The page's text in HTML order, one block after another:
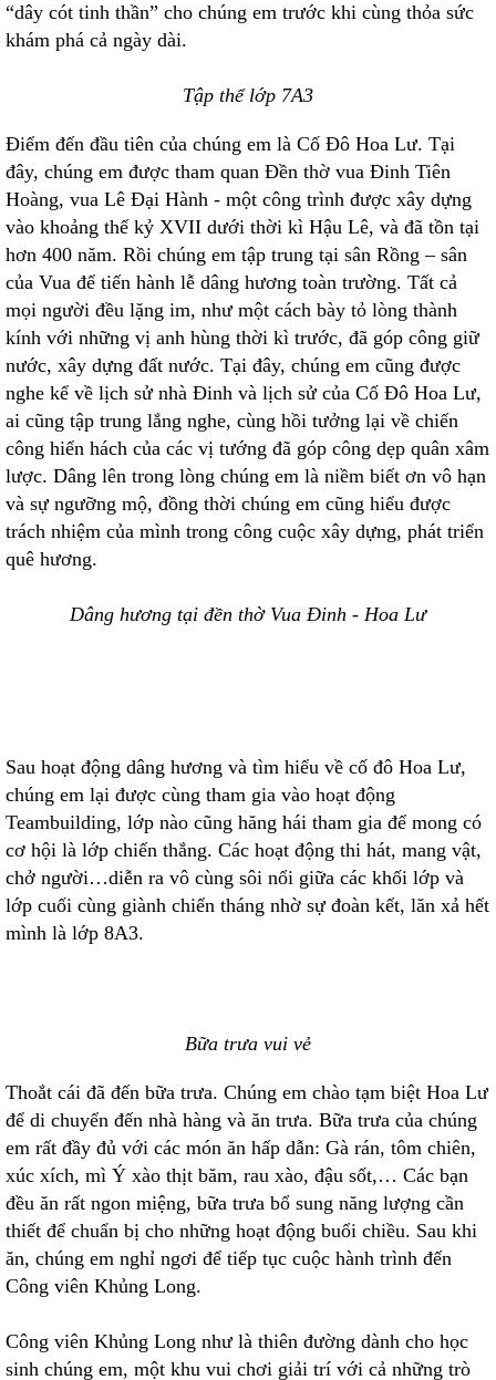
“dây cót tinh thần” cho chúng em trước khi cùng thỏa sức
khám phá cả ngày dài.
Tập thể lớp 7A3
Điểm đến đầu tiên của chúng em là Cố Đô Hoa Lư. Tại
đây, chúng em được tham quan Đền thờ vua Đinh Tiên
Hoàng, vua Lê Đại Hành - một công trình được xây dựng
vào khoảng thế kỷ XVII dưới thời kì Hậu Lê, và đã tồn tại
hơn 400 năm. Rồi chúng em tập trung tại sân Rồng – sân
của Vua để tiến hành lễ dâng hương toàn trường. Tất cả
mọi người đều lặng im, như một cách bày tỏ lòng thành
kính với những vị anh hùng thời kì trước, đã góp công giữ
nước, xây dựng đất nước. Tại đây, chúng em cũng được
nghe kể về lịch sử nhà Đinh và lịch sử của Cố Đô Hoa Lư,
ai cũng tập trung lắng nghe, cùng hồi tưởng lại về chiến
công hiển hách của các vị tướng đã góp công dẹp quân xâm
lược. Dâng lên trong lòng chúng em là niềm biết ơn vô hạn
và sự ngưỡng mộ, đồng thời chúng em cũng hiểu được
trách nhiệm của mình trong công cuộc xây dựng, phát triển
quê hương.
Dâng hương tại đền thờ Vua Đinh - Hoa Lư
Sau hoạt động dâng hương và tìm hiểu về cố đô Hoa Lư,
chúng em lại được cùng tham gia vào hoạt động
Teambuilding, lớp nào cũng hăng hái tham gia để mong có
cơ hội là lớp chiến thắng. Các hoạt động thi hát, mang vật,
chở người…diễn ra vô cùng sôi nổi giữa các khối lớp và
lớp cuối cùng giành chiến tháng nhờ sự đoàn kết, lăn xả hết
mình là lớp 8A3.
Bữa trưa vui vẻ
Thoắt cái đã đến bữa trưa. Chúng em chào tạm biệt Hoa Lư
để di chuyển đến nhà hàng và ăn trưa. Bữa trưa của chúng
em rất đầy đủ với các món ăn hấp dẫn: Gà rán, tôm chiên,
xúc xích, mì Ý xào thịt băm, rau xào, đậu sốt,… Các bạn
đều ăn rất ngon miệng, bữa trưa bổ sung năng lượng cần
thiết để chuẩn bị cho những hoạt động buổi chiều. Sau khi
ăn, chúng em nghỉ ngơi để tiếp tục cuộc hành trình đến
Công viên Khủng Long.
Công viên Khủng Long như là thiên đường dành cho học
sinh chúng em, một khu vui chơi giải trí với cả những trò